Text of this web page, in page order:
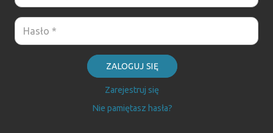
ZALOGUJ SIĘ
Zarejestruj się
Nie pamiętasz hasła?